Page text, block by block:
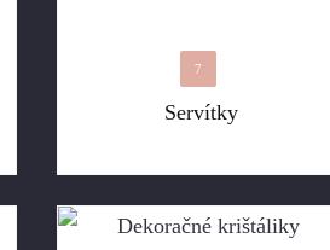
Servítky
7